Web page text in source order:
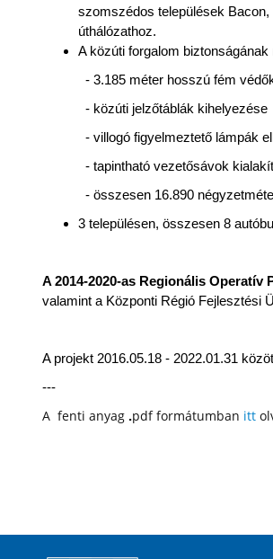
szomszédos települések
úthálózathoz.
A közúti forgalom
- 3.185 méter hosszú fém
- közúti jelzőtáblák kihelyezése
- villogó figyelmeztető lámpák
- tapintható vezetősávok
- összesen 16.890
3 településen, összesen 8
A 2014-2020-as Regionális Operatív
valamint a Központi Régió Fejlesztési
A projekt 2016.05.18 - 2022.01.31
---
A fenti anyag .pdf formátumban itt